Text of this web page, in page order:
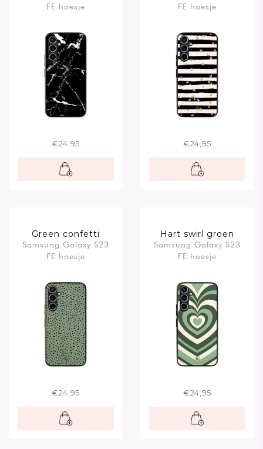
FE hoesje
€24,95
FE hoesje
€24,95
Green confetti
Samsung Galaxy S23
FE hoesje
€24,95
Hart swirl groen
Samsung Galaxy S23
FE hoesje
€24,95